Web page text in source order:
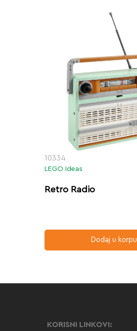
10334
LEGO Ideas
Retro Radio
Dodaj u korpu
KORISNI LINKOVI: